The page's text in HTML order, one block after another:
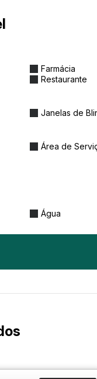
precisa:
e
metros
e academias
veterinária e
apenas 10
e
conheça de
Farmácia
Restaurante
Janelas de
Área de
Água